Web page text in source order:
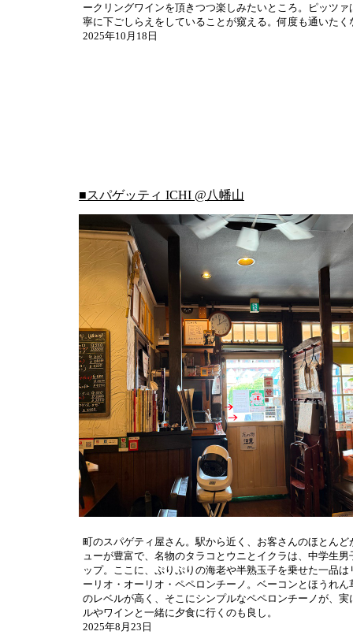
町のスパゲティ屋さん。駅から近く、お客さんのほとん
ューが豊富で、名物のタラコとウニとイクラは、中学生
ップ。ここに、ぷりぷりの海老や半熟玉子を乗せた一品
ーリオ・オーリオ・ペペロンチーノ。ベーコンとほうれ
のレベルが高く、そこにシンプルなペペロンチーノが、
ルやワインと一緒に夕食に行くのも良し。
2025年8月23日
■スパゲッティ ICHI @八幡山
ークリングワインを頂きつつ楽しみたいところ。ピッツ
寧に下ごしらえをしていることが窺える。何度も通いた
2025年10月18日